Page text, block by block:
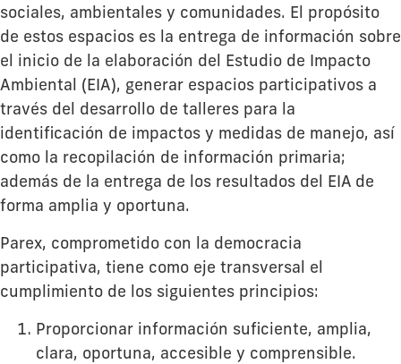
sociales, ambientales y comunidades. El propósito
de estos espacios es la entrega de información sobre
el inicio de la elaboración del Estudio de Impacto
Ambiental (EIA), generar espacios participativos a
través del desarrollo de talleres para la
identificación de impactos y medidas de manejo, así
como la recopilación de información primaria;
además de la entrega de los resultados del EIA de
forma amplia y oportuna.
Parex, comprometido con la democracia
participativa, tiene como eje transversal el
cumplimiento de los siguientes principios:
Proporcionar información suficiente, amplia,
clara, oportuna, accesible y comprensible.